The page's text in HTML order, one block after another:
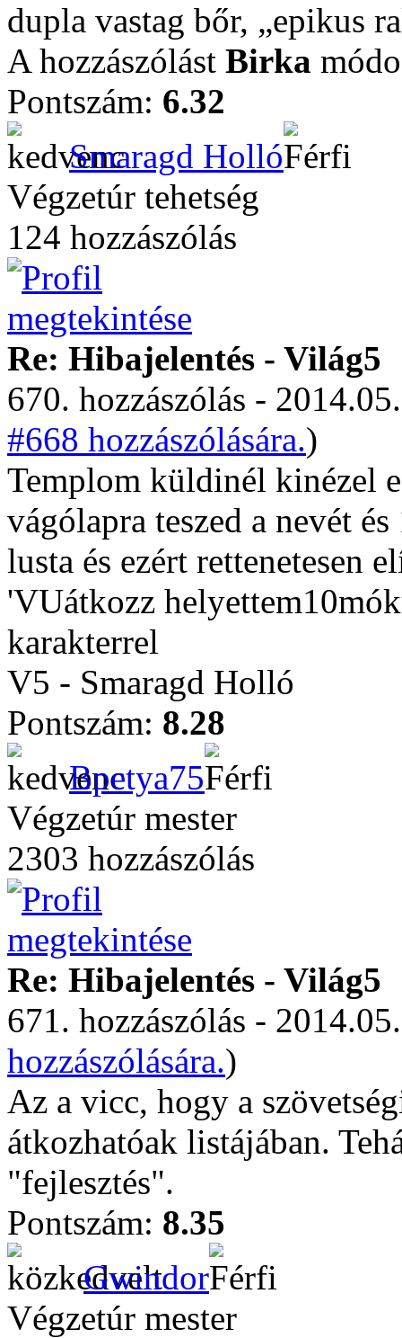
dupla vastag bőr, „epikus
A hozzászólást Birka
Pontszám: 6.32
Smaragd Holló
Végzetúr tehetség
124 hozzászólás
Re: Hibajelentés - Világ5
670. hozzászólás -
#668 hozzászólására.)
Templom küldinél kinézel
vágólapra teszed a nevét
lusta és ezért rettenetesen
'VUátkozz
karakterrel
V5 - Smaragd Holló
Pontszám: 8.28
Bpetya75
Végzetúr mester
2303 hozzászólás
Re: Hibajelentés - Világ5
671. hozzászólás -
hozzászólására.)
Az a vicc, hogy a
átkozhatóak listájában.
"fejlesztés".
Pontszám: 8.35
Gwindor
Végzetúr mester